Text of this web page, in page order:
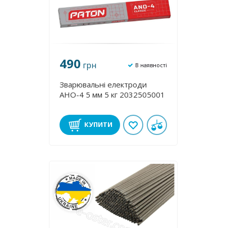
490 грн В наявності
Зварювальні електроди
АНО-4 5 мм 5 кг 2032505001
КУПИТИ